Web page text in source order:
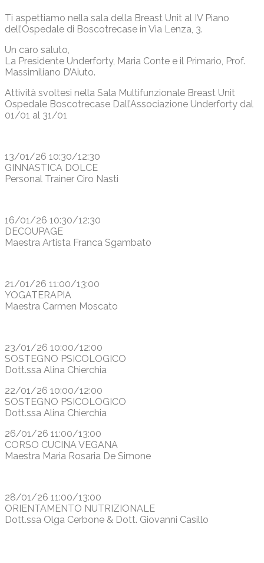
Ti aspettiamo nella sala della Breast Unit al IV Piano
dell’Ospedale di Boscotrecase in Via Lenza, 3.
Un caro saluto,
La Presidente Underforty, Maria Conte e il Primario, Prof.
Massimiliano D’Aiuto.
Attività svoltesi nella Sala Multifunzionale Breast Unit
Ospedale Boscotrecase Dall’Associazione Underforty dal
01/01 al 31/01
13/01/26 10:30/12:30
GINNASTICA DOLCE
Personal Trainer Ciro Nasti
16/01/26 10:30/12:30
DECOUPAGE
Maestra Artista Franca Sgambato
21/01/26 11:00/13:00
YOGATERAPIA
Maestra Carmen Moscato
23/01/26 10:00/12:00
SOSTEGNO PSICOLOGICO
Dott.ssa Alina Chierchia
22/01/26 10:00/12:00
SOSTEGNO PSICOLOGICO
Dott.ssa Alina Chierchia
26/01/26 11:00/13:00
CORSO CUCINA VEGANA
Maestra Maria Rosaria De Simone
28/01/26 11:00/13:00
ORIENTAMENTO NUTRIZIONALE
Dott.ssa Olga Cerbone & Dott. Giovanni Casillo